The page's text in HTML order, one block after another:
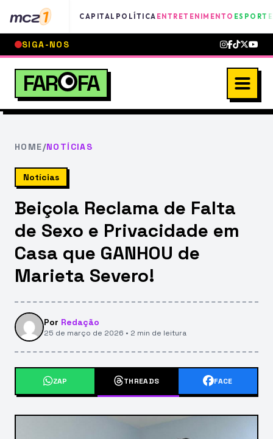
mcz1 CAPITAL POLÍTICA ENTRETENIMENTO
SIGA-NOS
FAR FA
HOME/NOTÍCIAS
Notícias
Beiçola Reclama de Falta
de Sexo e Privacidade em
Casa que GANHOU de
Marieta Severo!
Por Redação
25 de março de 2026 • 2 min de leitura
ZAP THREADS FACE